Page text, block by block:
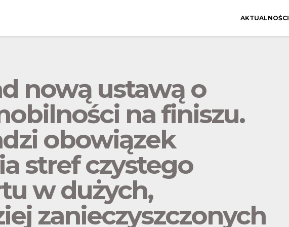
AKTUALNOŚCI
nową ustawą o
na finiszu.
obowiązek
stref czystego
w dużych,
zanieczyszczonych